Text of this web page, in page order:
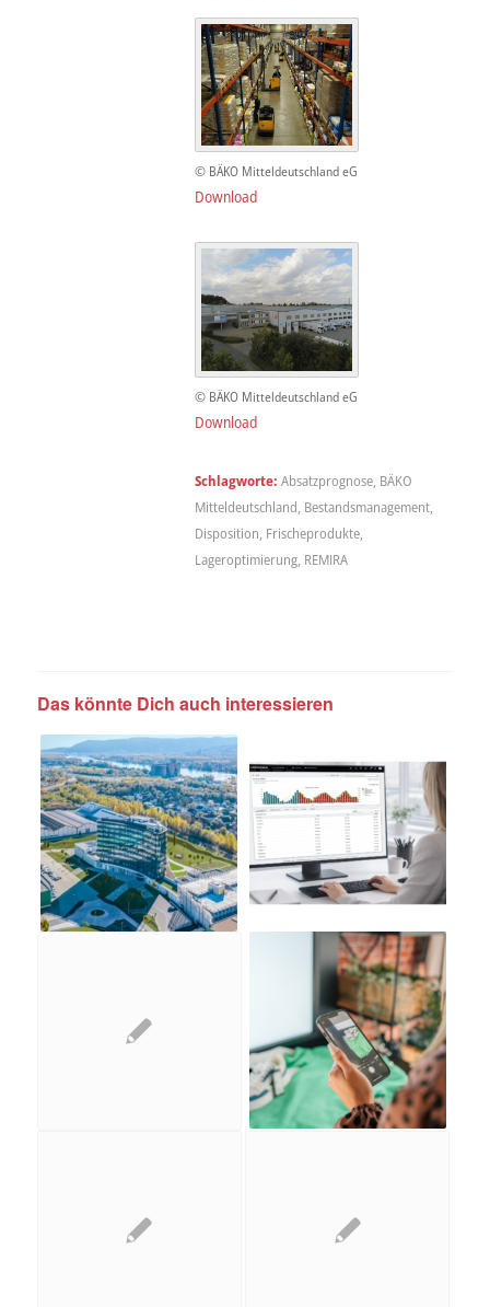
© BÄKO Mitteldeutschland eG
Download
© BÄKO Mitteldeutschland eG
Download
Schlagworte: Absatzprognose, BÄKO
Mitteldeutschland, Bestandsmanagement,
Disposition, Frischeprodukte,
Lageroptimierung, REMIRA
Das könnte Dich auch interessieren